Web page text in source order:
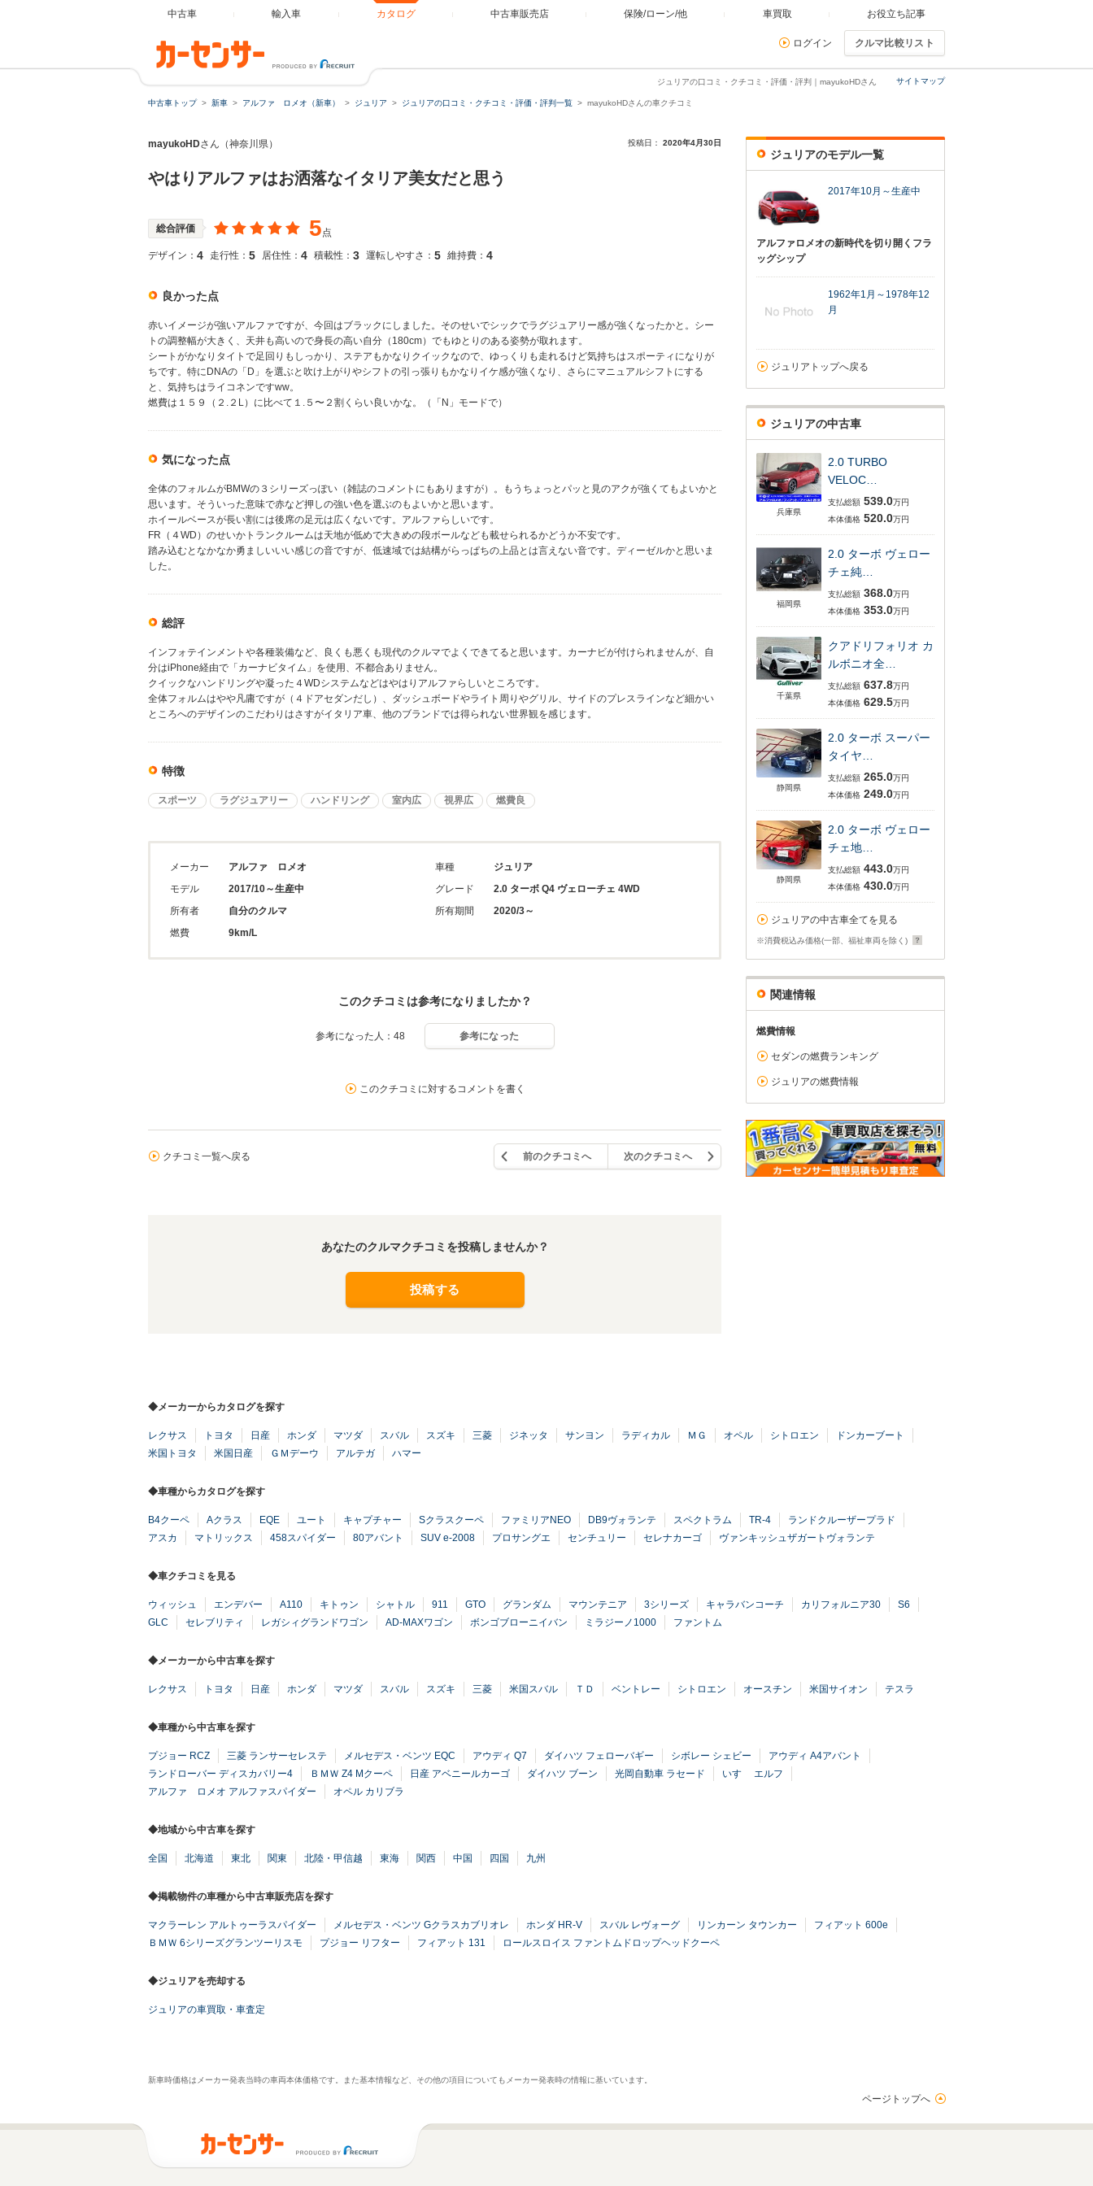
中古車 輸入車 カタログ 中古車販売店 保険/ローン/他 車買取 お役立ち記事
ログイン クルマ比較リスト
サイトマップ
ジュリアの口コミ・クチコミ・評価・評判｜mayukoHDさん
中古車トップ 新車 アルファ ロメオ（新車） ジュリア ジュリアの口コミ・クチコミ・評価・評判一覧 mayukoHDさんの車クチコミ
mayukoHDさん（神奈川県） 投稿日： 2020年4月30日
やはりアルファはお洒落なイタリア美女だと思う
総合評価 5点
デザイン： 4 走行性： 5 居住性： 4 積載性： 3 運転しやすさ： 5 維持費： 4
良かった点
赤いイメージが強いアルファですが、今回はブラックにしました。そのせいでシックでラグジュアリー感が強くなったかと。シー
トの調整幅が大きく、天井も高いので身長の高い自分（180cm）でもゆとりのある姿勢が取れます。
シートがかなりタイトで足回りもしっかり、ステアもかなりクイックなので、ゆっくりも走れるけど気持ちはスポーティになりが
ちです。特にDNAの「D」を選ぶと吹け上がりやシフトの引っ張りもかなりイケ感が強くなり、さらにマニュアルシフトにする
と、気持ちはライコネンですww。
燃費は１５９（２.２L）に比べて１.５〜２割くらい良いかな。（「N」モードで）
気になった点
全体のフォルムがBMWの３シリーズっぽい（雑誌のコメントにもありますが）。もうちょっとパッと見のアクが強くてもよいかと
思います。そういった意味で赤など押しの強い色を選ぶのもよいかと思います。
ホイールベースが長い割には後席の足元は広くないです。アルファらしいです。
FR（４WD）のせいかトランクルームは天地が低めで大きめの段ボールなども載せられるかどうか不安です。
踏み込むとなかなか勇ましいいい感じの音ですが、低速域では結構がらっぱちの上品とは言えない音です。ディーゼルかと思いま
した。
総評
インフォテインメントや各種装備など、良くも悪くも現代のクルマでよくできてると思います。カーナビが付けられませんが、自
分はiPhone経由で「カーナビタイム」を使用、不都合ありません。
クイックなハンドリングや凝った４WDシステムなどはやはりアルファらしいところです。
全体フォルムはやや凡庸ですが（４ドアセダンだし）、ダッシュボードやライト周りやグリル、サイドのプレスラインなど細かい
ところへのデザインのこだわりはさすがイタリア車、他のブランドでは得られない世界観を感じます。
特徴
スポーツ ラグジュアリー ハンドリング 室内広 視界広 燃費良
メーカー
アルファ ロメオ
モデル
2017/10～生産中
所有者
自分のクルマ
燃費
9km/L
車種
ジュリア
グレード
2.0 ターボ Q4 ヴェローチェ 4WD
所有期間
2020/3～
このクチコミは参考になりましたか？
参考になった人：48 参考になった
このクチコミに対するコメントを書く
クチコミ一覧へ戻る 前のクチコミへ 次のクチコミへ
あなたのクルマクチコミを投稿しませんか？
投稿する
ジュリアのモデル一覧
2017年10月～生産中
アルファロメオの新時代を切り開くフラ
ッグシップ
1962年1月～1978年12
月
ジュリアトップへ戻る
ジュリアの中古車
兵庫県
2.0 TURBO
VELOC…
支払総額 539.0万円
本体価格 520.0万円
福岡県
2.0 ターボ ヴェロー
チェ純…
支払総額 368.0万円
本体価格 353.0万円
千葉県
クアドリフォリオ カ
ルボニオ全…
支払総額 637.8万円
本体価格 629.5万円
静岡県
2.0 ターボ スーパー
タイヤ…
支払総額 265.0万円
本体価格 249.0万円
静岡県
2.0 ターボ ヴェロー
チェ地…
支払総額 443.0万円
本体価格 430.0万円
ジュリアの中古車全てを見る
※消費税込み価格(一部、福祉車両を除く)
関連情報
燃費情報
セダンの燃費ランキング
ジュリアの燃費情報
◆メーカーからカタログを探す
レクサス トヨタ 日産 ホンダ マツダ スバル スズキ 三菱 ジネッタ サンヨン ラディカル ＭＧ オペル シトロエン
ドンカーブート
米国トヨタ
米国日産 ＧＭデーウ アルテガ ハマー
◆車種からカタログを探す
B4クーペ Aクラス EQE ユート キャプチャー Sクラスクーペ ファミリアNEO DB9ヴォランテ スペクトラム TR-4
ランドクルーザープラド
アスカ
マトリックス 458スパイダー 80アバント SUV e-2008 プロサングエ センチュリー セレナカーゴ ヴァンキッシュザガートヴォランテ
◆車クチコミを見る
ウィッシュ エンデバー A110 キトゥン シャトル 911 GTO グランダム マウンテニア 3シリーズ キャラバンコーチ カリフォルニア30
S6
GLC
セレブリティ レガシィグランドワゴン AD-MAXワゴン ボンゴブローニイバン ミラジーノ1000 ファントム
◆メーカーから中古車を探す
レクサス トヨタ 日産 ホンダ マツダ スバル スズキ 三菱 米国スバル ＴＤ ベントレー シトロエン オースチン 米国サイオン テスラ
◆車種から中古車を探す
プジョー RCZ 三菱 ランサーセレステ メルセデス・ベンツ EQC アウディ Q7 ダイハツ フェローバギー シボレー シェビー
アウディ A4アバント
ランドローバー ディスカバリー4
ＢＭＷ Z4 Mクーペ 日産 アベニールカーゴ ダイハツ ブーン 光岡自動車 ラセード
いすゞ エルフ
アルファ ロメオ アルファスパイダー
オペル カリブラ
◆地域から中古車を探す
全国 北海道 東北 関東 北陸・甲信越 東海 関西 中国 四国 九州
◆掲載物件の車種から中古車販売店を探す
マクラーレン アルトゥーラスパイダー メルセデス・ベンツ Gクラスカブリオレ ホンダ HR-V スバル レヴォーグ リンカーン タウンカー
フィアット 600e
ＢＭＷ 6シリーズグランツーリスモ
プジョー リフター フィアット 131 ロールスロイス ファントムドロップヘッドクーペ
◆ジュリアを売却する
ジュリアの車買取・車査定
新車時価格はメーカー発表当時の車両本体価格です。また基本情報など、その他の項目についてもメーカー発表時の情報に基いています。
ページトップへ